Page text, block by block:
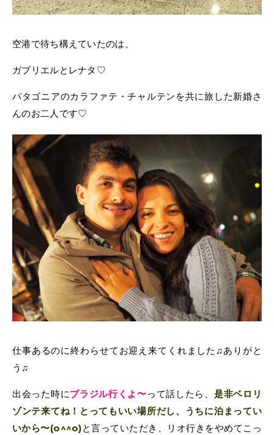
空港で待ち構えていたのは、
ガブリエルとレナタ♡
パタゴニアのカラファテ・チャルテンを共に旅した新婚さ
んのお二人です♡
仕事あるのに終わらせてお迎え来てくれました♫ありがと
う♫
出会った時にブラジル行くよ〜って話したら、 是非ベロリ
ゾンテ来てね！とってもいい場所だし、うちに泊まってい
いから〜(o^^o)と言っていただき、リオ行きをやめてこっ